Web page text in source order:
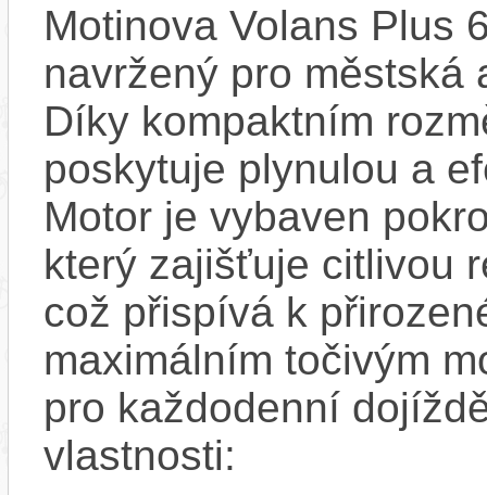
Motinova Volans Plus
navržený pro městská
Díky kompaktním
poskytuje plynulou a
Motor je vybaven
který zajišťuje citlivou
což přispívá k
maximálním točivým
pro každodenní
vlastnosti: